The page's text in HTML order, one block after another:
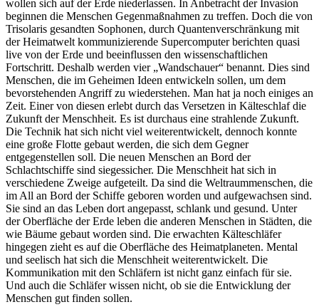
wollen sich auf der Erde niederlassen. In Anbetracht der Invasion
beginnen die Menschen Gegenmaßnahmen zu treffen. Doch die von
Trisolaris gesandten Sophonen, durch Quantenverschränkung mit
der Heimatwelt kommunizierende Supercomputer berichten quasi
live von der Erde und beeinflussen den wissenschaftlichen
Fortschritt. Deshalb werden vier „Wandschauer“ benannt. Dies sind
Menschen, die im Geheimen Ideen entwickeln sollen, um dem
bevorstehenden Angriff zu wiederstehen. Man hat ja noch einiges an
Zeit. Einer von diesen erlebt durch das Versetzen in Kälteschlaf die
Zukunft der Menschheit. Es ist durchaus eine strahlende Zukunft.
Die Technik hat sich nicht viel weiterentwickelt, dennoch konnte
eine große Flotte gebaut werden, die sich dem Gegner
entgegenstellen soll. Die neuen Menschen an Bord der
Schlachtschiffe sind siegessicher. Die Menschheit hat sich in
verschiedene Zweige aufgeteilt. Da sind die Weltraummenschen, die
im All an Bord der Schiffe geboren worden und aufgewachsen sind.
Sie sind an das Leben dort angepasst, schlank und gesund. Unter
der Oberfläche der Erde leben die anderen Menschen in Städten, die
wie Bäume gebaut worden sind. Die erwachten Kälteschläfer
hingegen zieht es auf die Oberfläche des Heimatplaneten. Mental
und seelisch hat sich die Menschheit weiterentwickelt. Die
Kommunikation mit den Schläfern ist nicht ganz einfach für sie.
Und auch die Schläfer wissen nicht, ob sie die Entwicklung der
Menschen gut finden sollen.